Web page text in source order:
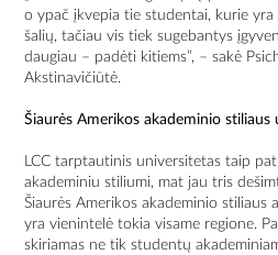
o ypač įkvepia tie studentai, kurie
šalių, tačiau vis tiek sugebantys
daugiau – padėti kitiems”, – sakė
Akstinavičiūtė.
Šiaurės Amerikos akademinio stiliaus
LCC tarptautinis universitetas taip
akademiniu stiliumi, mat jau tris
Šiaurės Amerikos akademinio stiliaus
yra vienintelė tokia visame regione.
skiriamas ne tik studentų